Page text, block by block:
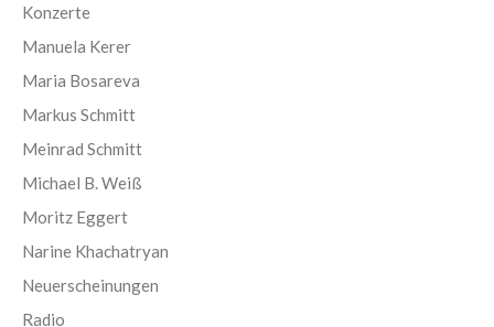
Konzerte
Manuela Kerer
Maria Bosareva
Markus Schmitt
Meinrad Schmitt
Michael B. Weiß
Moritz Eggert
Narine Khachatryan
Neuerscheinungen
Radio